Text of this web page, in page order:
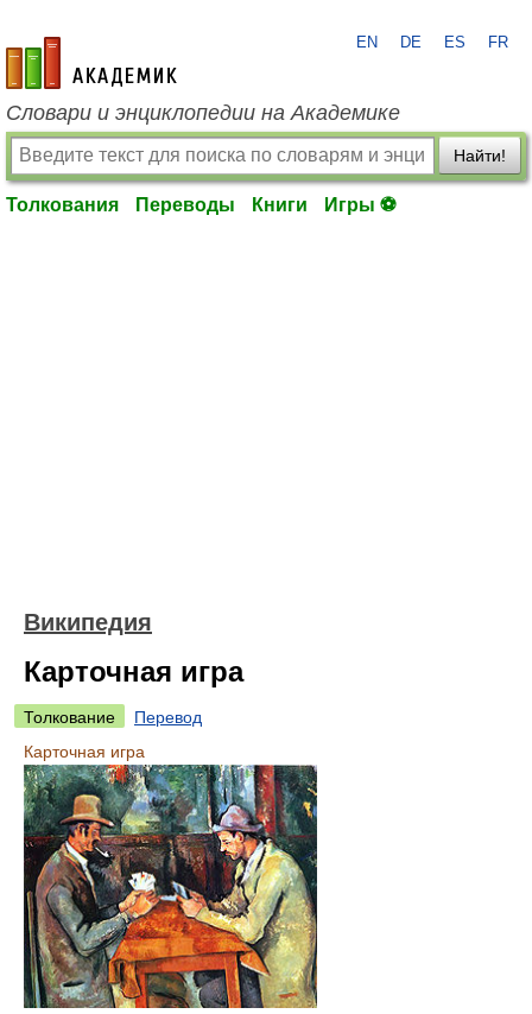
academic.ru
EN DE ES FR
Словари и энциклопедии на Академике
Найти!
Толкования Переводы Книги Игры ⚽
Википедия
Карточная игра
Толкование
Перевод
Карточная игра